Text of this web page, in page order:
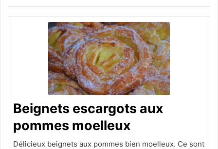
Beignets escargots aux
pommes moelleux
Délicieux beignets aux pommes bien moelleux. Ce sont